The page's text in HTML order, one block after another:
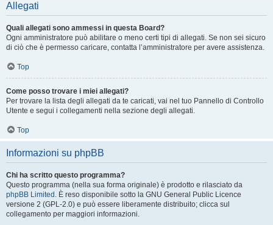
Allegati
Quali allegati sono ammessi in questa Board?
Ogni amministratore può abilitare o meno certi tipi di allegati. Se non sei sicuro
di ciò che è permesso caricare, contatta l’amministratore per avere assistenza.
Top
Come posso trovare i miei allegati?
Per trovare la lista degli allegati da te caricati, vai nel tuo Pannello di Controllo
Utente e segui i collegamenti nella sezione degli allegati.
Top
Informazioni su phpBB
Chi ha scritto questo programma?
Questo programma (nella sua forma originale) è prodotto e rilasciato da
phpBB Limited . È reso disponibile sotto la GNU General Public Licence
versione 2 (GPL-2.0) e può essere liberamente distribuito; clicca sul
collegamento per maggiori informazioni.